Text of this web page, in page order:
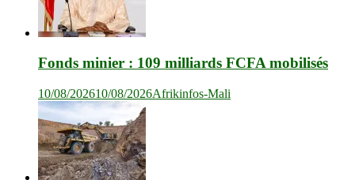
Fonds minier : 109 milliards FCFA mobilisés
10/08/202610/08/2026Afrikinfos-Mali